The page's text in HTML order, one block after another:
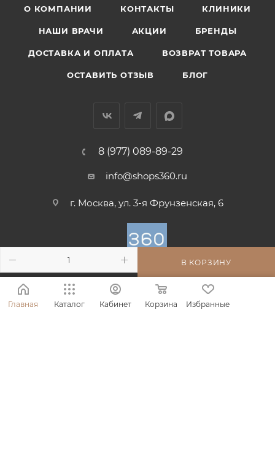
В КОРЗИНУ
О КОМПАНИИ КОНТАКТЫ КЛИНИКИ
НАШИ ВРАЧИ АКЦИИ БРЕНДЫ
ДОСТАВКА И ОПЛАТА ВОЗВРАТ ТОВАРА
ОСТАВИТЬ ОТЗЫВ БЛОГ
8 (977) 089-89-29
info@shops360.ru
г. Москва, ул. 3-я Фрунзенская, 6
ПОЛИТИКА КОНФИДЕНЦИАЛЬНОСТИ
ПОЛЬЗОВАТЕЛЬСКОЕ СОГЛАШЕНИЕ
Главная Каталог Кабинет Корзина Избранные